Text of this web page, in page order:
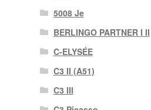
5008 Je
BERLINGO PARTNER I II
C-ELYSÉE
C3 II (A51)
C3 III